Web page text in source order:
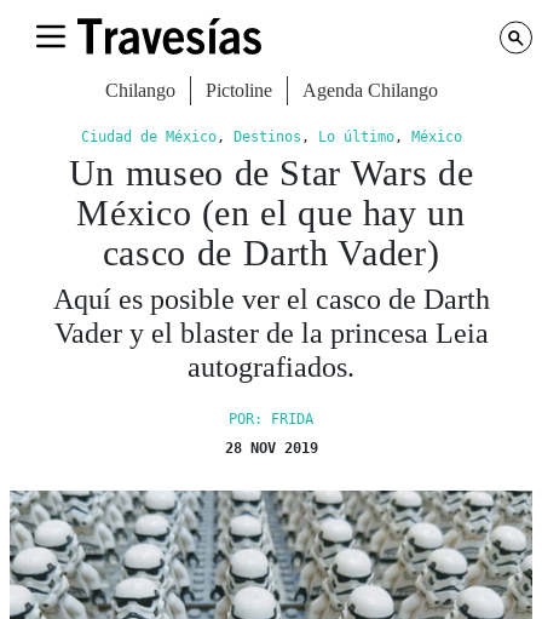
Chilango Pictoline Agenda Chilango
Ciudad de México, Destinos , Lo último, México
Un museo de Star Wars de
México (en el que hay un
casco de Darth Vader)
Aquí es posible ver el casco de Darth
Vader y el blaster de la princesa Leia
autografiados.
POR: FRIDA
28 NOV 2019